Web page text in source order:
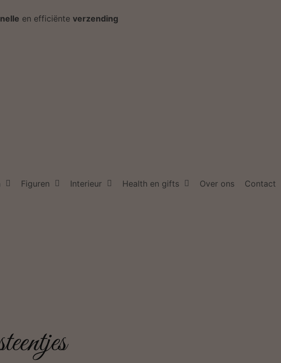
en efficiënte verzending
Figuren Interieur Health en gifts Over ons Contact